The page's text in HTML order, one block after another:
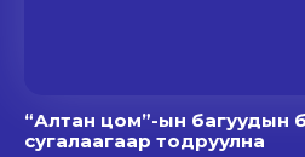
“Алтан цом”-ын багуудын
сугалаагаар тодруулна